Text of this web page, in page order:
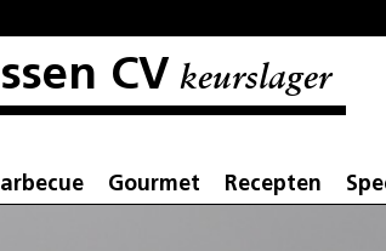
CV keurslager
Gourmet Recepten